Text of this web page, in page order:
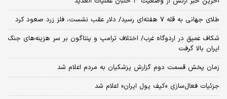
طلای جهانی به قله ۷ هفته‌ای رسید/ دلار عقب نشست، فلز زرد صعود کرد
شکاف عمیق در اردوگاه غرب/ اختلاف ترامپ و پنتاگون بر سر هزینه‌های جنگ
ایران بالا گرفت
زمان پخش قسمت دوم گزارش پزشکیان به مردم اعلام شد
جزئیات فعال‌سازی «کیف پول ایران» اعلام شد